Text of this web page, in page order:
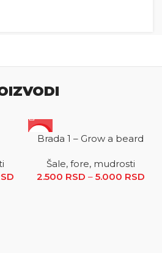
Raspon cena: od 2.500 RSD
SALE
Brada 1 – Grow a beard
Šale, fore, mudrosti
2.500 RSD – 5.000 RSD